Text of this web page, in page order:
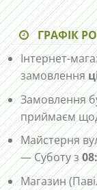
ГРАФІК
Інтернет-
замовлення
Замовлення
приймаєм
Майстерня
— Суботу з
Магазин